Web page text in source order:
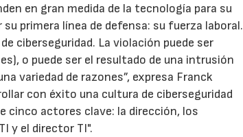
en gran medida de la tecnología para su
primera línea de defensa: su fuerza laboral.
ciberseguridad. La violación puede ser
o puede ser el resultado de una intrusión
variedad de razones”, expresa Franck
con éxito una cultura de ciberseguridad
cinco actores clave: la dirección, los
y el director TI".